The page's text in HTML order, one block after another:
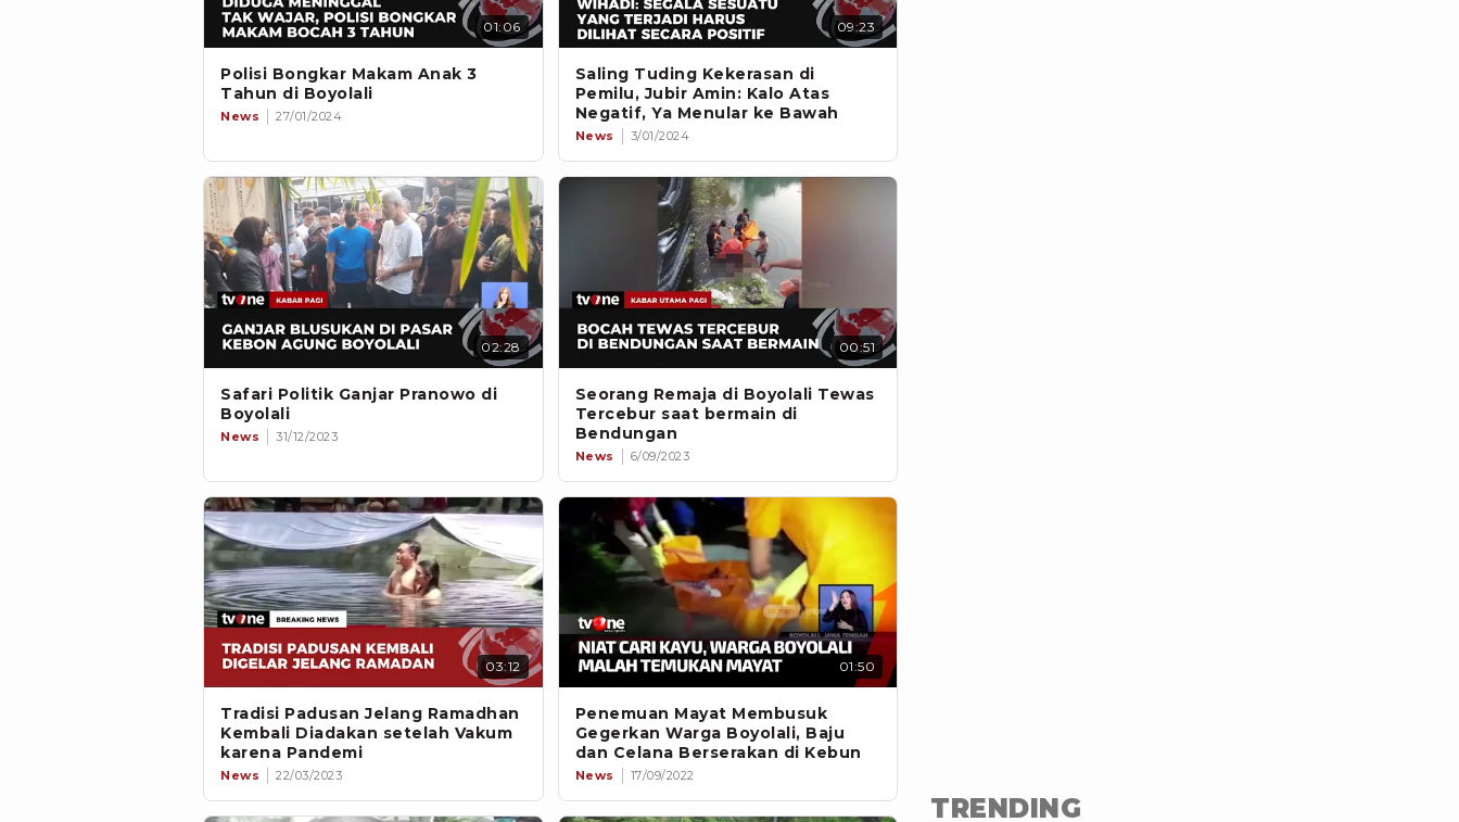
01:06
Polisi Bongkar Makam Anak 3
Tahun di Boyolali
News 27/01/2024
09:23
Saling Tuding Kekerasan di
Pemilu, Jubir Amin: Kalo Atas
Negatif, Ya Menular ke Bawah
News 3/01/2024
02:28
Safari Politik Ganjar Pranowo di
Boyolali
News 31/12/2023
00:51
Seorang Remaja di Boyolali Tewas
Tercebur saat bermain di
Bendungan
News 6/09/2023
03:12
Tradisi Padusan Jelang Ramadhan
Kembali Diadakan setelah Vakum
karena Pandemi
News 22/03/2023
01:50
Penemuan Mayat Membusuk
Gegerkan Warga Boyolali, Baju
dan Celana Berserakan di Kebun
News 17/09/2022
TRENDING